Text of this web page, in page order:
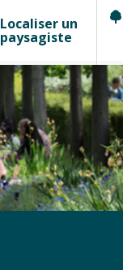
Localiser un
paysagiste